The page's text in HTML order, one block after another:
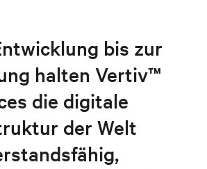
bis zur
halten Vertiv™
die digitale
der Welt